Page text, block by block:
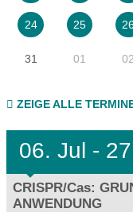
24 25
31 01 02
ZEIGE ALLE
06. Jul -
CRISPR/Cas:
ANWENDUNG